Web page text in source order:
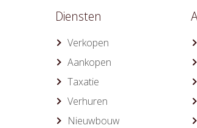
Diensten
Verkopen
Aankopen
Taxatie
Verhuren
Nieuwbouw